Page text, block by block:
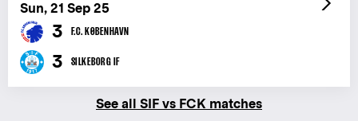
Sun, 21 Sep 25
3 F.C. KØBENHAVN
3 SILKEBORG IF
See all SIF vs FCK matches